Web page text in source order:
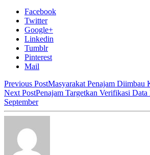
Facebook
Twitter
Google+
Linkedin
Tumblr
Pinterest
Mail
Previous PostMasyarakat Penajam Diimbau
Next PostPenajam Targetkan Verifikasi
September